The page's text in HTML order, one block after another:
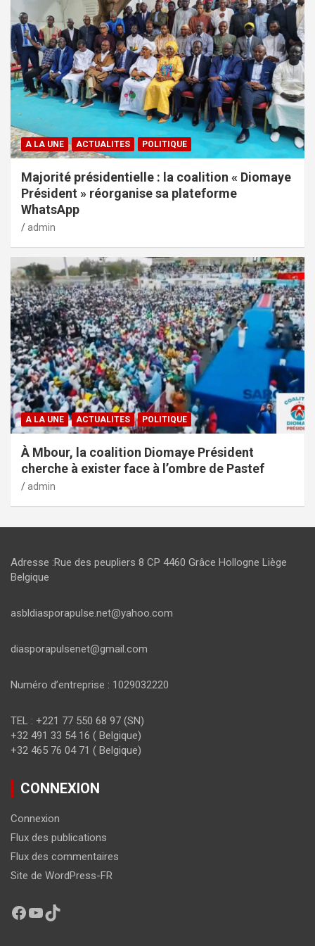
A LA UNE ACTUALITES POLITIQUE
Majorité présidentielle : la coalition « Diomaye
Président » réorganise sa plateforme
WhatsApp
admin
A LA UNE ACTUALITES POLITIQUE
À Mbour, la coalition Diomaye Président
cherche à exister face à l’ombre de Pastef
admin
Adresse :Rue des peupliers 8 CP 4460 Grâce Hollogne Liège
Belgique
asbldiasporapulse.net@yahoo.com
diasporapulsenet@gmail.com
Numéro d’entreprise : 1029032220
TEL : +221 77 550 68 97 (SN)
+32 491 33 54 16 ( Belgique)
+32 465 76 04 71 ( Belgique)
CONNEXION
Connexion
Flux des publications
Flux des commentaires
Site de WordPress-FR